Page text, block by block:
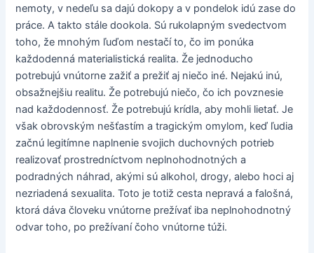
nemoty, v nedeľu sa dajú dokopy a v pondelok idú zase do
práce. A takto stále dookola. Sú rukolapným svedectvom
toho, že mnohým ľuďom nestačí to, čo im ponúka
každodenná materialistická realita. Že jednoducho
potrebujú vnútorne zažiť a prežiť aj niečo iné. Nejakú inú,
obsažnejšiu realitu. Že potrebujú niečo, čo ich povznesie
nad každodennosť. Že potrebujú krídla, aby mohli lietať. Je
však obrovským nešťastím a tragickým omylom, keď ľudia
začnú legitímne naplnenie svojich duchovných potrieb
realizovať prostredníctvom neplnohodnotných a
podradných náhrad, akými sú alkohol, drogy, alebo hoci aj
nezriadená sexualita. Toto je totiž cesta nepravá a falošná,
ktorá dáva človeku vnútorne prežívať iba neplnohodnotný
odvar toho, po prežívaní čoho vnútorne túži.